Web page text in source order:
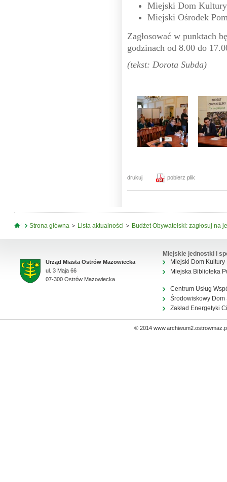
Miejski Dom
Miejski Ośrodek
Zagłosować w punktach
godzinach od 8.00 do
(tekst: Dorota Subda)
drukuj pobierz plik
Jesteś tutaj
Strona główna Lista aktualności Budżet Obywatelski: zagłosuj na
Urząd Miasta Ostrów Mazowiecka
ul. 3 Maja 66
07-300 Ostrów Mazowiecka
Miejskie jednostki i
Miejski Dom Kultury
Miejska Biblioteka
Centrum Usług
Środowiskowy Dom
Zakład Energetyki
© 2014